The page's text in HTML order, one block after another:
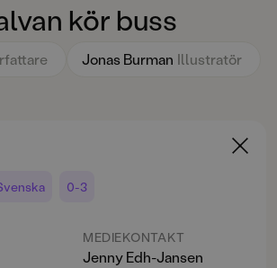
kör buss
Jonas Burman Illustratör
0-3
MEDIEKONTAKT
Jenny Edh-Jansen